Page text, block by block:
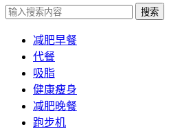
搜索
减肥早餐
代餐
吸脂
健康瘦身
减肥晚餐
跑步机